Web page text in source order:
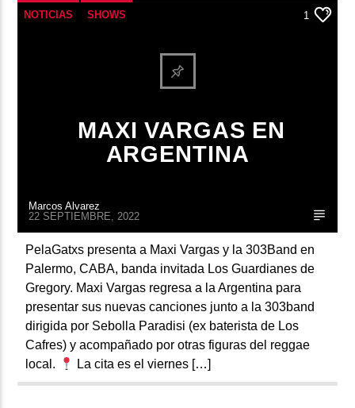
NOTICIAS SHOWS 1
MAXI VARGAS EN
ARGENTINA
Marcos Alvarez
22 SEPTIEMBRE, 2022
PelaGatxs presenta a Maxi Vargas y la 303Band en
Palermo, CABA, banda invitada Los Guardianes de
Gregory. Maxi Vargas regresa a la Argentina para
presentar sus nuevas canciones junto a la 303band
dirigida por Sebolla Paradisi (ex baterista de Los
Cafres) y acompañado por otras figuras del reggae
local.
La cita es el viernes […]